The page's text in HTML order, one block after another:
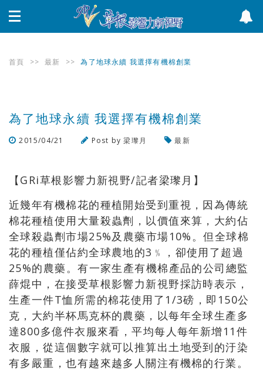
首頁 >> 最新 >> 為了地球永續 我選擇有機棉創業
為了地球永續 我選擇有機棉創業
2015/04/21 Post by梁瓈月
最新
【GRi草根影響力新視野/記者梁瓈月】
近幾年有機棉花的種植開始受到重視，因為傳統
棉花種植使用大量殺蟲劑，以價值來算，大約佔
全球殺蟲劑市場25%及農藥市場10%。但全球棉
花的種植僅佔約全球農地的3﹪，卻使用了超過
25%的農藥。有一家生產有機棉產品的公司總監
薛焜中，在接受草根影響力新視野採訪時表示，
生產一件T恤所需的棉花使用了1/3磅，即150公
克，大約半杯馬克杯的農藥，以每年全球生產多
達800多億件衣服來看，平均每人每年新增11件
衣服，從這個數字就可以推算出土地受到的汙染
有多嚴重，也有越來越多人關注有機棉的行業。